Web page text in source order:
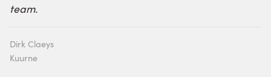
team.
Dirk Claeys
Kuurne